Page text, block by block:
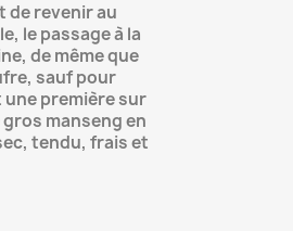
de revenir au
le passage à la
de même que
sauf pour
première sur
manseng en
tendu, frais et